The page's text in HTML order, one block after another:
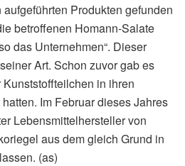
Produkten gefunden
betroffenen Homann-Salate
das Unternehmen“. Dieser
Art. Schon zuvor gab es
in ihren
Im Februar dieses Jahres
Lebensmittelhersteller von
aus dem gleich Grund in
(as)